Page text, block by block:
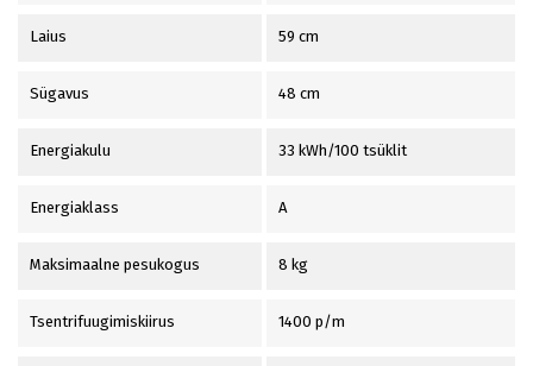
Laius 59 cm
Sügavus 48 cm
Energiakulu 33 kWh/100 tsüklit
Energiaklass A
Maksimaalne pesukogus 8 kg
Tsentrifuugimiskiirus 1400 p/m